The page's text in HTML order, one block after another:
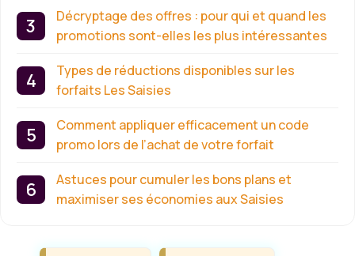
Décryptage des offres : pour qui et quand les
promotions sont-elles les plus intéressantes
Types de réductions disponibles sur les
forfaits Les Saisies
Comment appliquer efficacement un code
promo lors de l’achat de votre forfait
Astuces pour cumuler les bons plans et
maximiser ses économies aux Saisies